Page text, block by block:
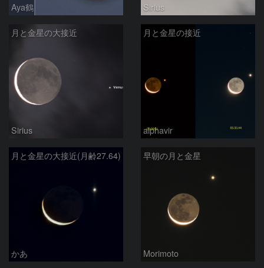
Aya鶴 Sirius
月と金星の大接近
Sirius
月と金星の接近
alphavir
月と金星の大接近(月齢27.64)
かあ
早朝の月と金星
Morimoto